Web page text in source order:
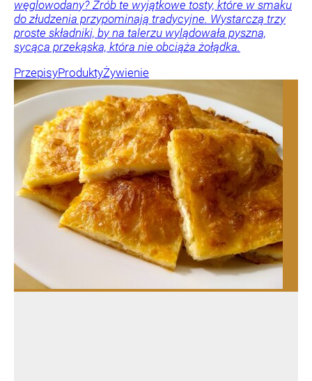
węglowodany? Zrób te wyjątkowe tosty, które w smaku
do złudzenia przypominają tradycyjne. Wystarczą trzy
proste składniki, by na talerzu wylądowała pyszna,
sycąca przekąska, która nie obciąża żołądka.
PrzepisyProduktyŻywienie